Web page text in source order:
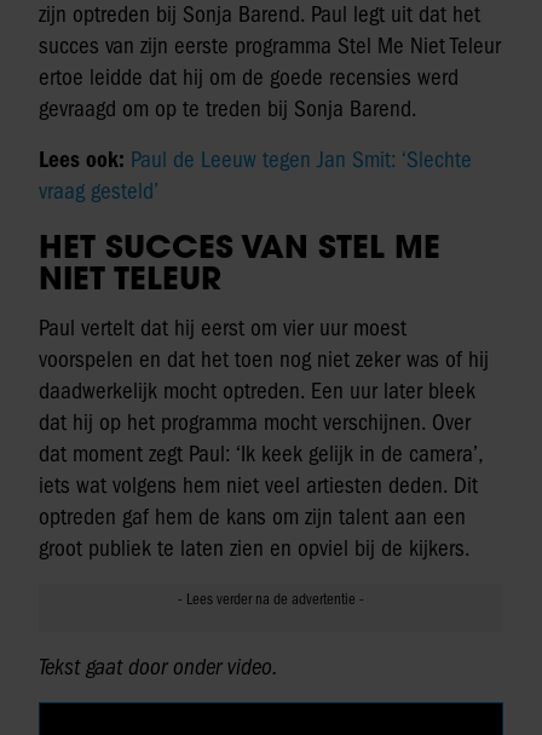
zijn optreden bij Sonja Barend. Paul legt uit dat het
succes van zijn eerste programma Stel Me Niet Teleur
ertoe leidde dat hij om de goede recensies werd
gevraagd om op te treden bij Sonja Barend.
Lees ook: Paul de Leeuw tegen Jan Smit: ‘Slechte
vraag gesteld’
HET SUCCES VAN STEL ME
NIET TELEUR
Paul vertelt dat hij eerst om vier uur moest
voorspelen en dat het toen nog niet zeker was of hij
daadwerkelijk mocht optreden. Een uur later bleek
dat hij op het programma mocht verschijnen. Over
dat moment zegt Paul: ‘Ik keek gelijk in de camera’,
iets wat volgens hem niet veel artiesten deden. Dit
optreden gaf hem de kans om zijn talent aan een
groot publiek te laten zien en opviel bij de kijkers.
Tekst gaat door onder video.